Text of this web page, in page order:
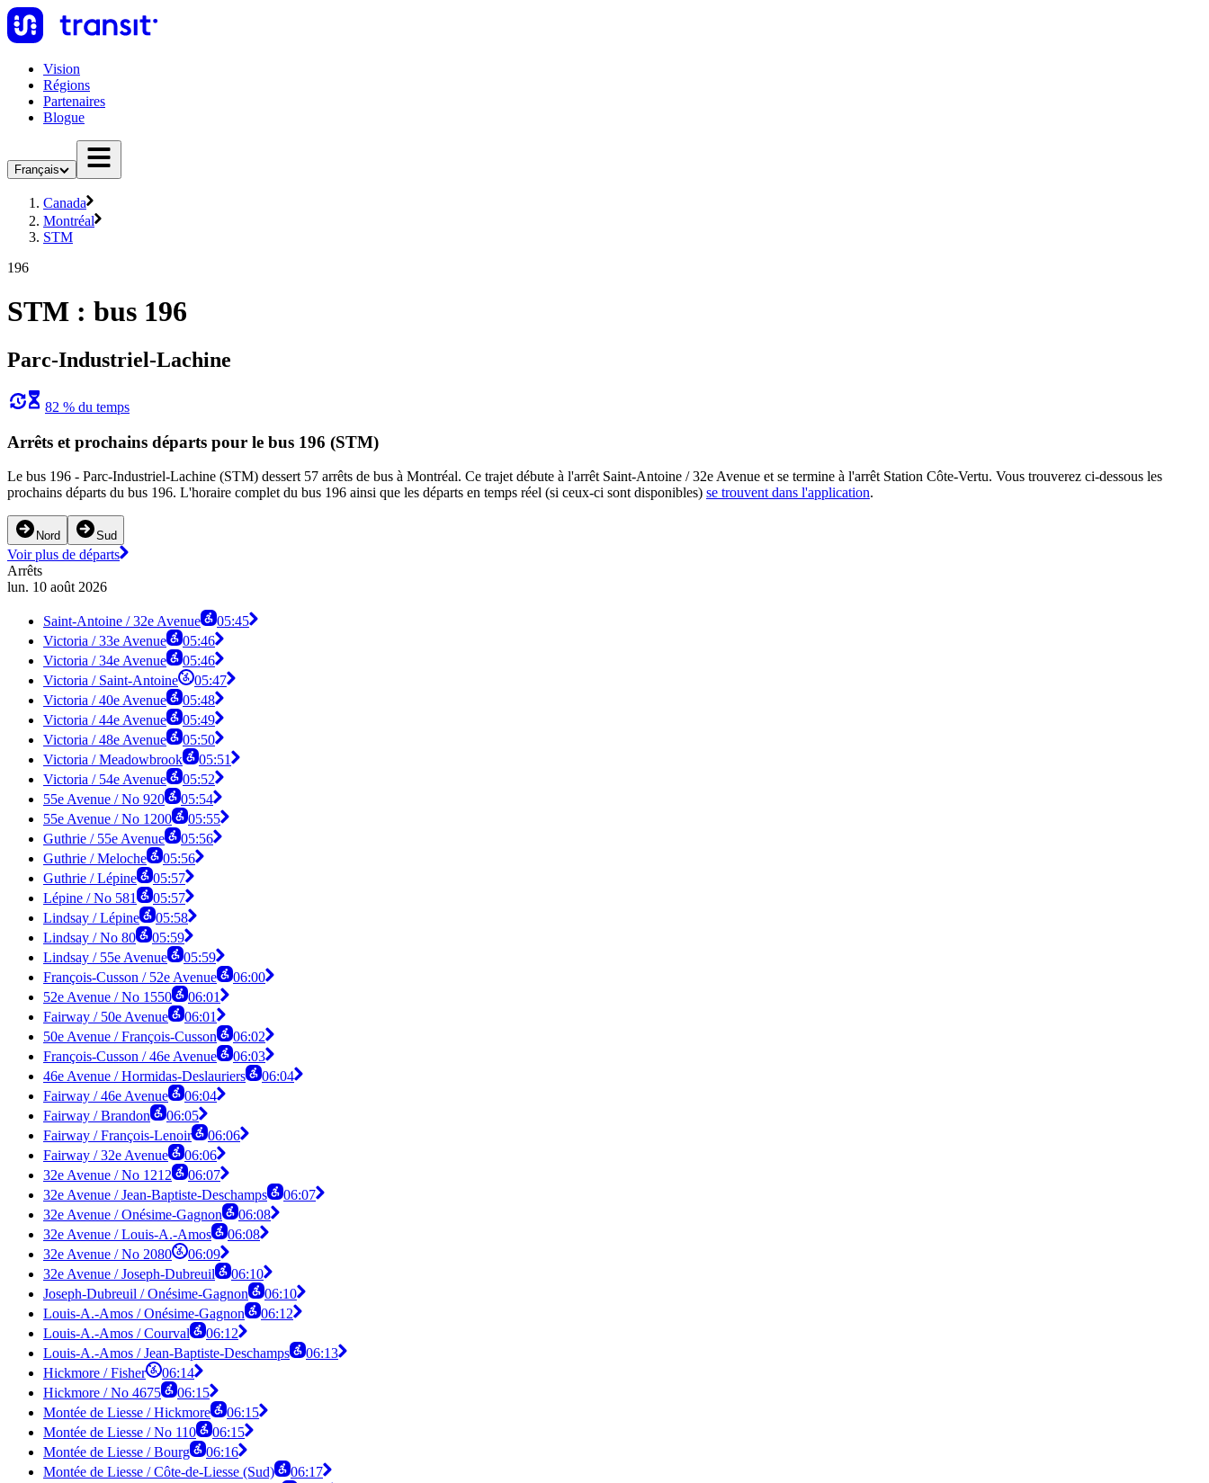
Vision
Régions
Partenaires
Blogue
Français
Canada
Montréal
STM
196
STM : bus 196
Parc-Industriel-Lachine
82 % du temps
Arrêts et prochains départs pour le bus 196 (STM)
Le bus 196 - Parc-Industriel-Lachine (STM) dessert 57 arrêts de bus à Montréal. Ce trajet débute à l'arrêt Saint-Antoine / 32e Avenue et se termine à l'arrêt Station Côte-Vertu. Vous trouverez ci-dessous les
prochains départs du bus 196. L'horaire complet du bus 196 ainsi que les départs en temps réel (si ceux-ci sont disponibles) se trouvent dans l'application.
Nord Sud
Voir plus de départs
Arrêts
lun. 10 août 2026
Saint-Antoine / 32e Avenue
05:45
Victoria / 33e Avenue
05:46
Victoria / 34e Avenue
05:46
Victoria / Saint-Antoine
05:47
Victoria / 40e Avenue
05:48
Victoria / 44e Avenue
05:49
Victoria / 48e Avenue
05:50
Victoria / Meadowbrook
05:51
Victoria / 54e Avenue
05:52
55e Avenue / No 920
05:54
55e Avenue / No 1200
05:55
Guthrie / 55e Avenue
05:56
Guthrie / Meloche
05:56
Guthrie / Lépine
05:57
Lépine / No 581
05:57
Lindsay / Lépine
05:58
Lindsay / No 80
05:59
Lindsay / 55e Avenue
05:59
François-Cusson / 52e Avenue
06:00
52e Avenue / No 1550
06:01
Fairway / 50e Avenue
06:01
50e Avenue / François-Cusson
06:02
François-Cusson / 46e Avenue
06:03
46e Avenue / Hormidas-Deslauriers
06:04
Fairway / 46e Avenue
06:04
Fairway / Brandon
06:05
Fairway / François-Lenoir
06:06
Fairway / 32e Avenue
06:06
32e Avenue / No 1212
06:07
32e Avenue / Jean-Baptiste-Deschamps
06:07
32e Avenue / Onésime-Gagnon
06:08
32e Avenue / Louis-A.-Amos
06:08
32e Avenue / No 2080
06:09
32e Avenue / Joseph-Dubreuil
06:10
Joseph-Dubreuil / Onésime-Gagnon
06:10
Louis-A.-Amos / Onésime-Gagnon
06:12
Louis-A.-Amos / Courval
06:12
Louis-A.-Amos / Jean-Baptiste-Deschamps
06:13
Hickmore / Fisher
06:14
Hickmore / No 4675
06:15
Montée de Liesse / Hickmore
06:15
Montée de Liesse / No 110
06:15
Montée de Liesse / Bourg
06:16
Montée de Liesse / Côte-de-Liesse (Sud)
06:17